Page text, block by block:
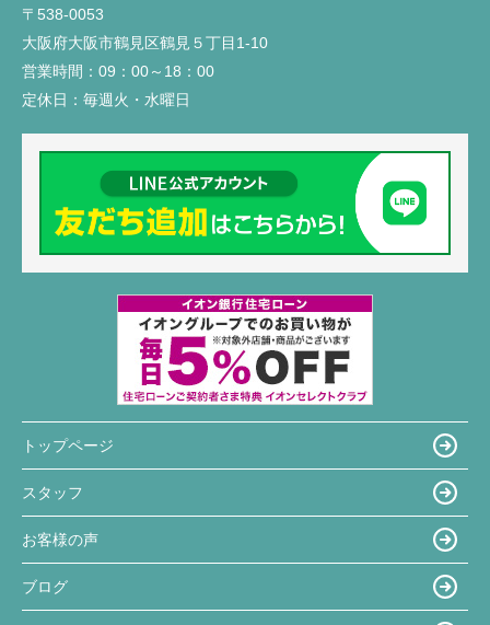
〒538-0053
大阪府大阪市鶴見区鶴見５丁目1-10
営業時間： 09：00～18：00
定休日： 毎週火・水曜日
トップページ
スタッフ
お客様の声
ブログ